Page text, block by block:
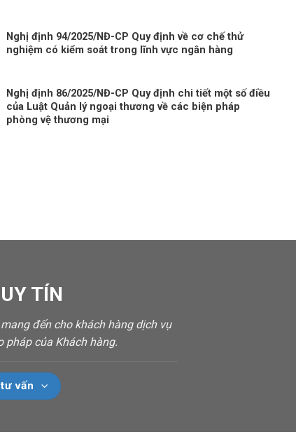
Nghị định 94/2025/NĐ-CP Quy định về cơ chế thử
nghiệm có kiểm soát trong lĩnh vực ngân hàng
Nghị định 86/2025/NĐ-CP Quy định chi tiết một số điều
của Luật Quản lý ngoại thương về các biện pháp
phòng vệ thương mại
TÍN
đến cho khách hàng dịch vụ
pháp của Khách hàng.
vấn